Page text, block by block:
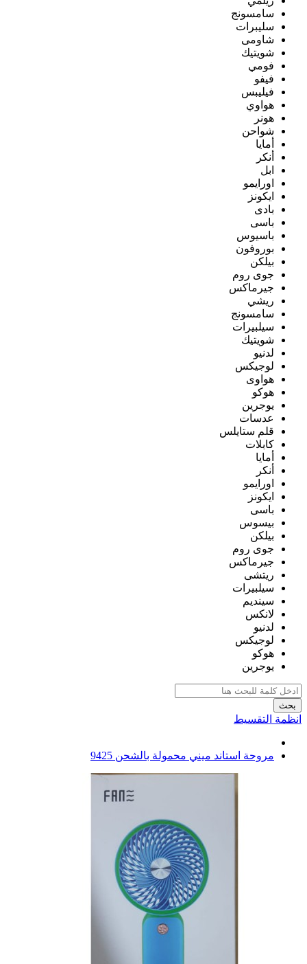
سامسونج
سليبرات
شاومى
شويتيك
فومي
فيفو
فيليبس
هواوي
هونر
شواحن
أمايا
أنكر
ابل
اورايمو
ايكونز
بادى
باسى
باسيوس
بوروفون
بيلكن
جوى روم
جيرماكس
ريشي
سامسونج
سيلبيرات
شويتيك
لدنيو
لوجيكس
هواوى
هوكو
يوجرين
عدسات
قلم ستايلس
كابلات
أمايا
أنكر
اورايمو
ايكونز
باسى
بيسوس
بيلكن
جوى روم
جيرماكس
ريتشى
سيلبيرات
سينديم
لانكس
لدنيو
لوجيكس
هوكو
يوجرين
بحث
انظمة التقسيط
مروحة استاند ميني محمولة بالشحن 9425